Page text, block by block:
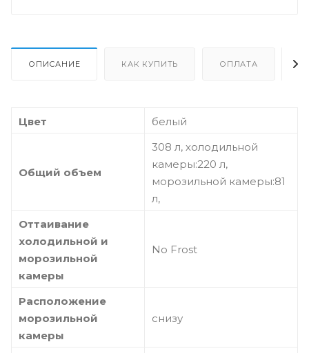
ОПИСАНИЕ КАК КУПИТЬ ОПЛАТА
Цвет белый
Общий объем
308 л, холодильной
камеры:220 л,
морозильной камеры:81
л,
Оттаивание
холодильной и
морозильной
камеры
No Frost
Расположение
морозильной
камеры
снизу